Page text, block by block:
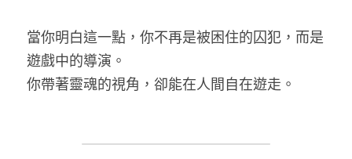
當你明白這一點，你不再是被困住的囚犯，而是
遊戲中的導演。
你帶著靈魂的視角，卻能在人間自在遊走。